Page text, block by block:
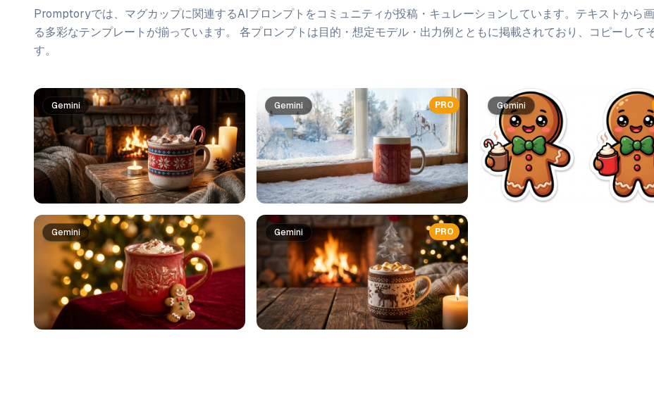
Promptoryでは、 マグカップに関連するAIプロンプトをコミュニティが投稿・キュレーションしています。 テキストから
る多彩なテンプレートが揃っています。 各プロンプトは目的・想定モデル・出力例とともに掲載されており、コピーして
す。
プロンプト一覧
Gemini
Gemini
PRO
Gemini
PRO
Gemini
Gemini